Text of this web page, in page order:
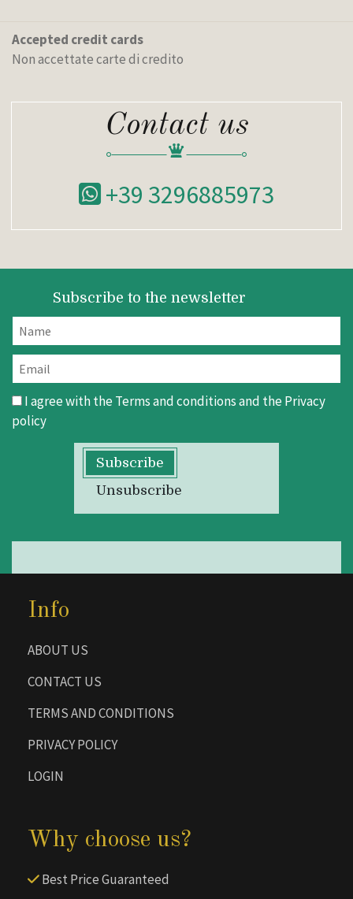
Accepted credit cards
Non accettate carte di credito
Contact us
+39 3296885973
Subscribe to the newsletter
I agree with theTerms and conditionsand thePrivacy
policy
Subscribe
Unsubscribe
Info
ABOUT US
CONTACT US
TERMS AND CONDITIONS
PRIVACY POLICY
LOGIN
Why choose us?
Best Price Guaranteed